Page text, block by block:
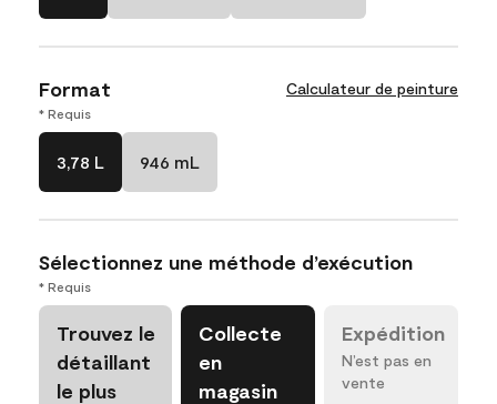
Format Calculateur de peinture
* Requis
3,78 L 946 mL
Sélectionnez une méthode d’exécution
* Requis
Trouvez le
détaillant
le plus
Collecte
en
magasin
Expédition
N’est pas en
vente